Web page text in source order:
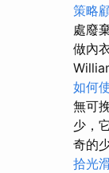
策略
處廢
做內
如何
無可
少，
奇的
拾光